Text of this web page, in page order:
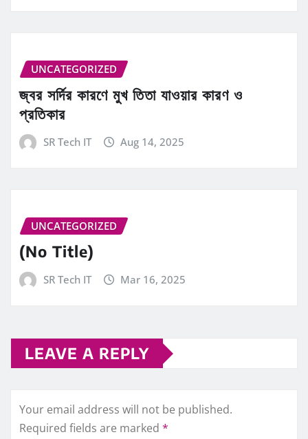
UNCATEGORIZED
জ্বর সর্দির কারণে মুখ তিতা যাওয়ার কারণ ও
প্রতিকার
SR Tech IT Aug 14, 2025
UNCATEGORIZED
(No Title)
SR Tech IT Mar 16, 2025
LEAVE A REPLY
Your email address will not be published.
Required fields are marked *